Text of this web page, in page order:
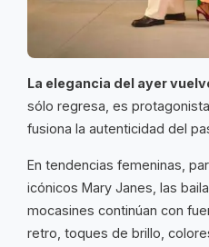
La elegancia del ayer
sólo regresa, es
fusiona la autenticidad del
En tendencias femeninas,
icónicos Mary Janes, las
mocasines continúan con
retro, toques de brillo,